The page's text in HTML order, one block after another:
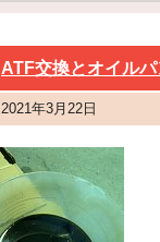
ATF交換とオイル
2021年3月22日